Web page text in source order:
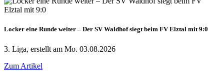
Locker eine Runde weiter – Der SV Waldhof siegt beim FV Elztal mit 9:0
3. Liga, erstellt am Mo. 03.08.2026
Zum Artikel